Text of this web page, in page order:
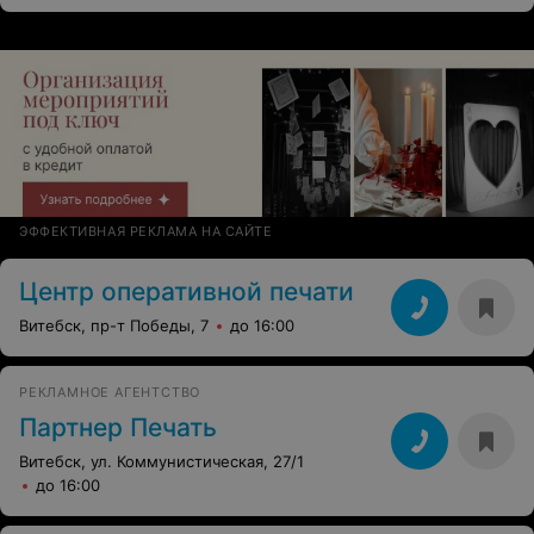
ЭФФЕКТИВНАЯ РЕКЛАМА НА САЙТЕ
Центр оперативной печати
Витебск, пр-т Победы, 7 до 16:00
РЕКЛАМНОЕ АГЕНТСТВО
Партнер Печать
Витебск, ул. Коммунистическая, 27/1
до 16:00